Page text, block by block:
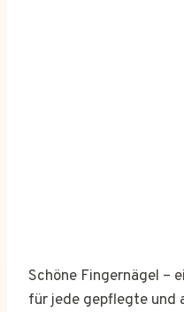
Schöne Fingernägel –
für jede gepflegte und